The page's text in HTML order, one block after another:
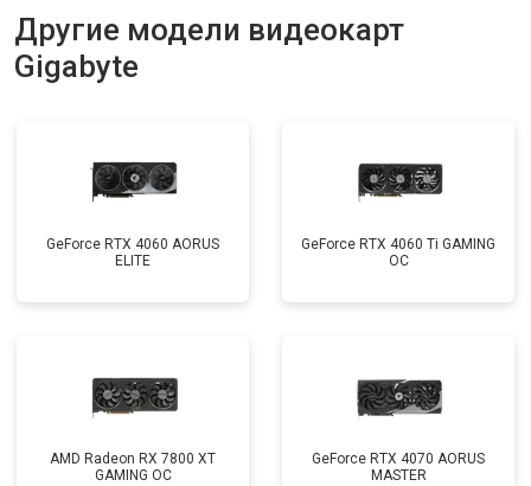
Другие модели видеокарт
Gigabyte
GeForce RTX 4060 AORUS
ELITE
GeForce RTX 4060 Ti GAMING
OC
AMD Radeon RX 7800 XT
GAMING OC
GeForce RTX 4070 AORUS
MASTER